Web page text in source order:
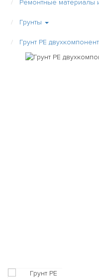
Ремонтные материалы
Грунты
Грунт PE